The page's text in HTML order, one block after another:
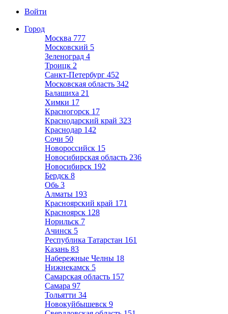
Войти
Город
Москва 777
Московский 5
Зеленоград 4
Троицк 2
Санкт-Петербург 452
Московская область 342
Балашиха 21
Химки 17
Красногорск 17
Краснодарский край 323
Краснодар 142
Сочи 50
Новороссийск 15
Новосибирская область 236
Новосибирск 192
Бердск 8
Обь 3
Алматы 193
Красноярский край 171
Красноярск 128
Норильск 7
Ачинск 5
Республика Татарстан 161
Казань 83
Набережные Челны 18
Нижнекамск 5
Самарская область 157
Самара 97
Тольятти 34
Новокуйбышевск 9